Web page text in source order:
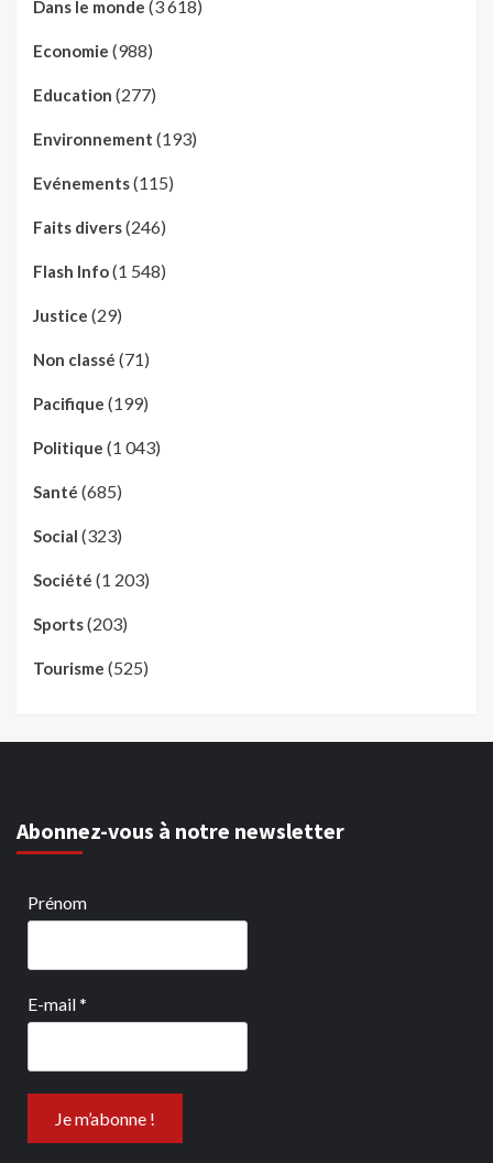
Dans le monde (3 618)
Economie (988)
Education (277)
Environnement (193)
Evénements(115)
Faits divers(246)
Flash Info(1 548)
Justice (29)
Non classé (71)
Pacifique (199)
Politique (1 043)
Santé (685)
Social (323)
Société (1 203)
Sports(203)
Tourisme (525)
Abonnez-vous à notre newsletter
Prénom
E-mail*